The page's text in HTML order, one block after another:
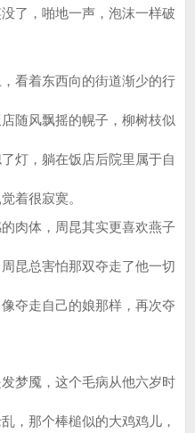
了，啪地一声，泡沫一样破
着东西向的街道渐少的行
随风飘摇的幌子，柳树枝似
灯，躺在饭店后院里属于自
着很寂寞。
体，周昆其实更喜欢燕子
昆总害怕那双夺走了他一切
夺走自己的娘那样，再次夺
魇，这个毛病从他六岁时
，那个棒槌似的大鸡鸡儿，